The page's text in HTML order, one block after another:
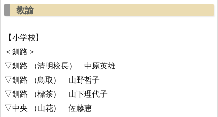
教諭
【小学校】
＜釧路＞
▽釧路 （清明校長） 中原英雄
▽釧路 （鳥取） 山野哲子
▽釧路 （標茶） 山下理代子
▽中央 （山花） 佐藤恵